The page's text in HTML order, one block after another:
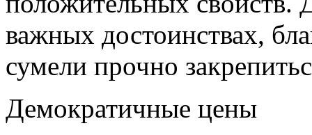
важных достоинствах,
сумели прочно
Демократичные цены